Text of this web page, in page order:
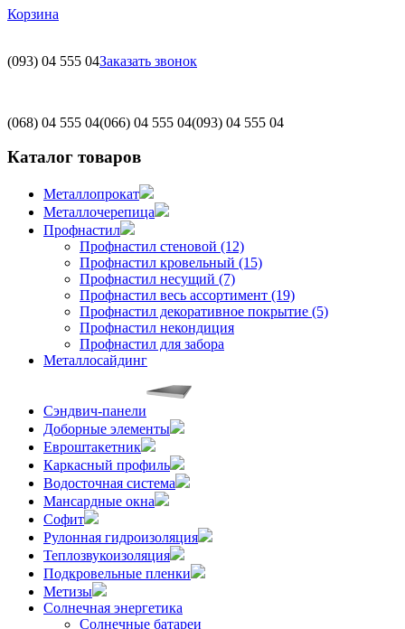
Корзина
(093) 04 555 04Заказать звонок
(068) 04 555 04(066) 04 555 04(093) 04 555 04
Каталог товаров
Металлопрокат
Металлочерепица
Профнастил
Профнастил стеновой (12)
Профнастил кровельный (15)
Профнастил несущий (7)
Профнастил весь ассортимент (19)
Профнастил декоративное покрытие (5)
Профнастил некондиция
Профнастил для забора
Металлосайдинг
Сэндвич-панели
Доборные элементы
Евроштакетник
Каркасный профиль
Водосточная система
Мансардные окна
Софит
Рулонная гидроизоляция
Теплозвукоизоляция
Подкровельные пленки
Метизы
Солнечная энергетика
Солнечные батареи